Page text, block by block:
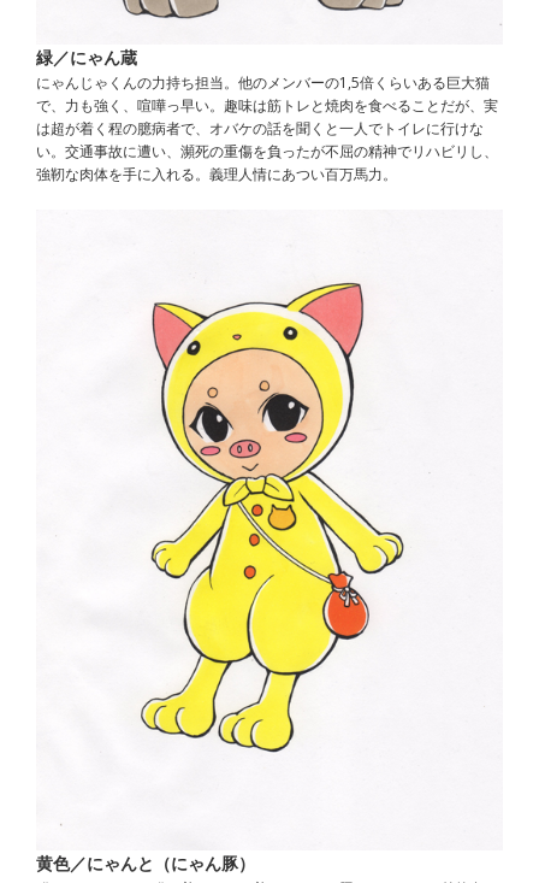
緑／にゃん蔵
にゃんじゃくんの力持ち担当。他のメンバーの1,5倍くらいある巨大猫
で、力も強く、喧嘩っ早い。趣味は筋トレと焼肉を食べることだが、実
は超が着く程の臆病者で、オバケの話を聞くと一人でトイレに行けな
い。交通事故に遭い、瀕死の重傷を負ったが不屈の精神でリハビリし、
強靭な肉体を手に入れる。義理人情にあつい百万馬力。
黄色／にゃんと（にゃん豚）